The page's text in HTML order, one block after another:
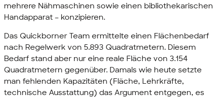
mehrere Nähmaschinen sowie einen bibliothekarischen
Handapparat – konzipieren.
Das Quickborner Team ermittelte einen Flächenbedarf
nach Regelwerk von 5.893 Quadratmetern. Diesem
Bedarf stand aber nur eine reale Fläche von 3.154
Quadratmetern gegenüber. Damals wie heute setzte
man fehlenden Kapazitäten (Fläche, Lehrkräfte,
technische Ausstattung) das Argument entgegen, es